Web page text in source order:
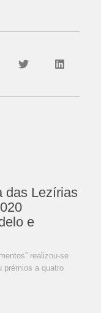
das Lezírias
e
realizou-se
prémios a quatro